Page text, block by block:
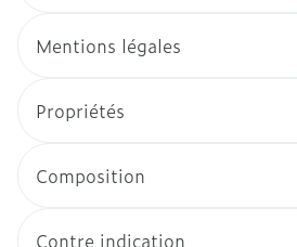
Mentions légales
Propriétés
Composition
Contre indication